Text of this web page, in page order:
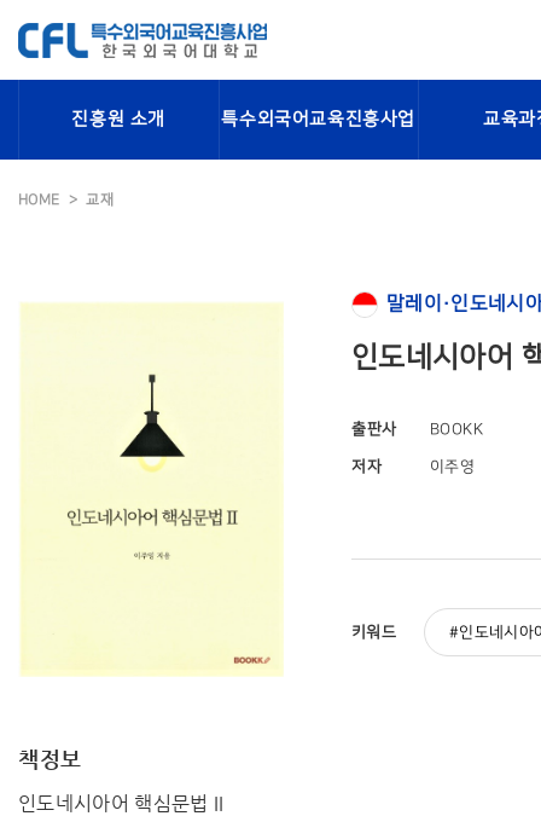
진흥원 소개 특수외국어교육진흥사업 교육과
HOME 교재
말레이·인도네시
인도네시아어
출판사 BOOKK
저자 이주영
키워드 인도네시아
책정보
인도네시아어 핵심문법 II